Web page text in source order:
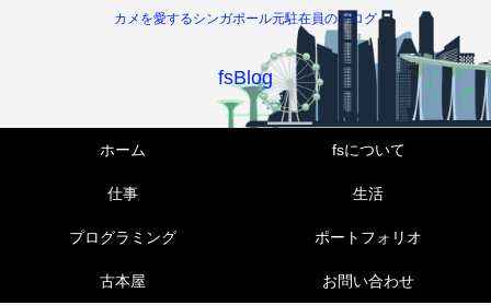
カメを愛するシンガポール元駐在員のブログ
fsBlog
ホーム fsについて
仕事 生活
プログラミング ポートフォリオ
古本屋 お問い合わせ